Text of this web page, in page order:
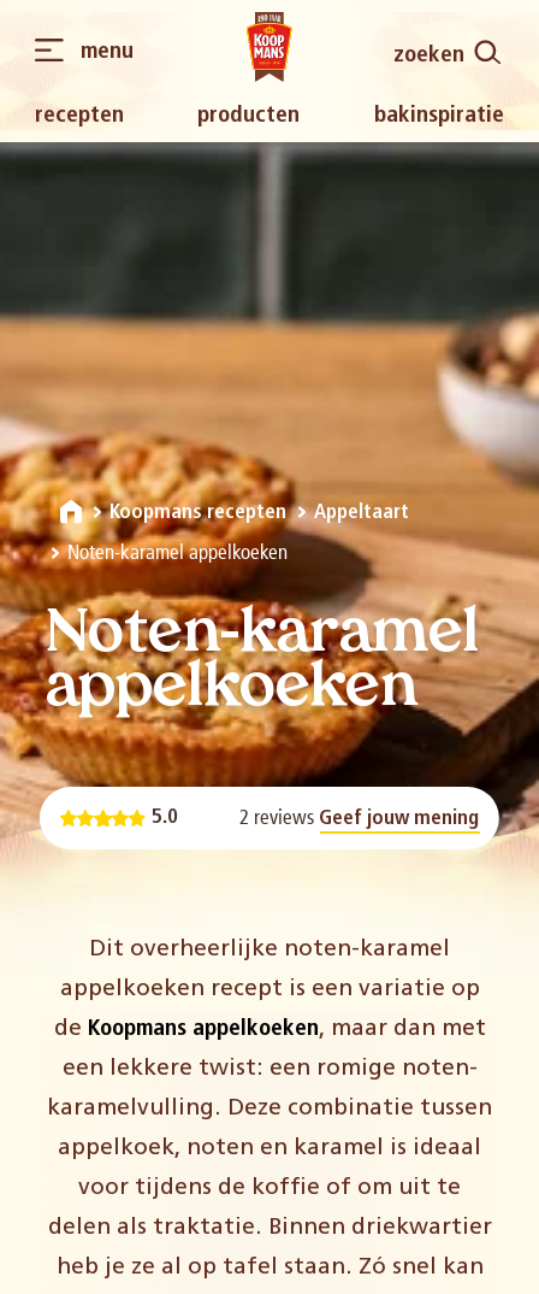
recepten producten bakinspiratie
zoeken
menu
Koopmans recepten Appeltaart
Noten-karamel appelkoeken
Noten-karamel
appelkoeken
5.0 2 reviews Geef jouw mening
Dit overheerlijke noten-karamel
appelkoeken recept is een variatie op
de Koopmansappelkoeken, maar dan met
een
lekkere twist: een romige noten-
karamelvulling. Deze combinatie tussen
appelkoek, noten en karamel is ideaal
voor tijdens de koffie of om uit te
delen als traktatie. Binnen driekwartier
heb je ze al op tafel staan. Zó snel
kan